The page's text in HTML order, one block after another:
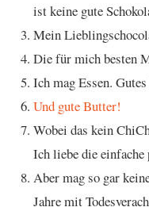
ist keine gute
Mein
Die für mich besten
Ich mag Essen. Gutes
Und gute Butter!
Wobei das kein
Ich liebe die einfache
Aber mag so gar
Jahre mit